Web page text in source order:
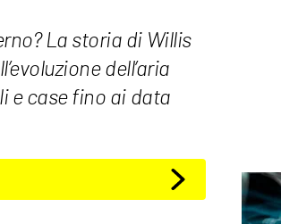
La storia di Willis
dell’aria
e case fino ai data